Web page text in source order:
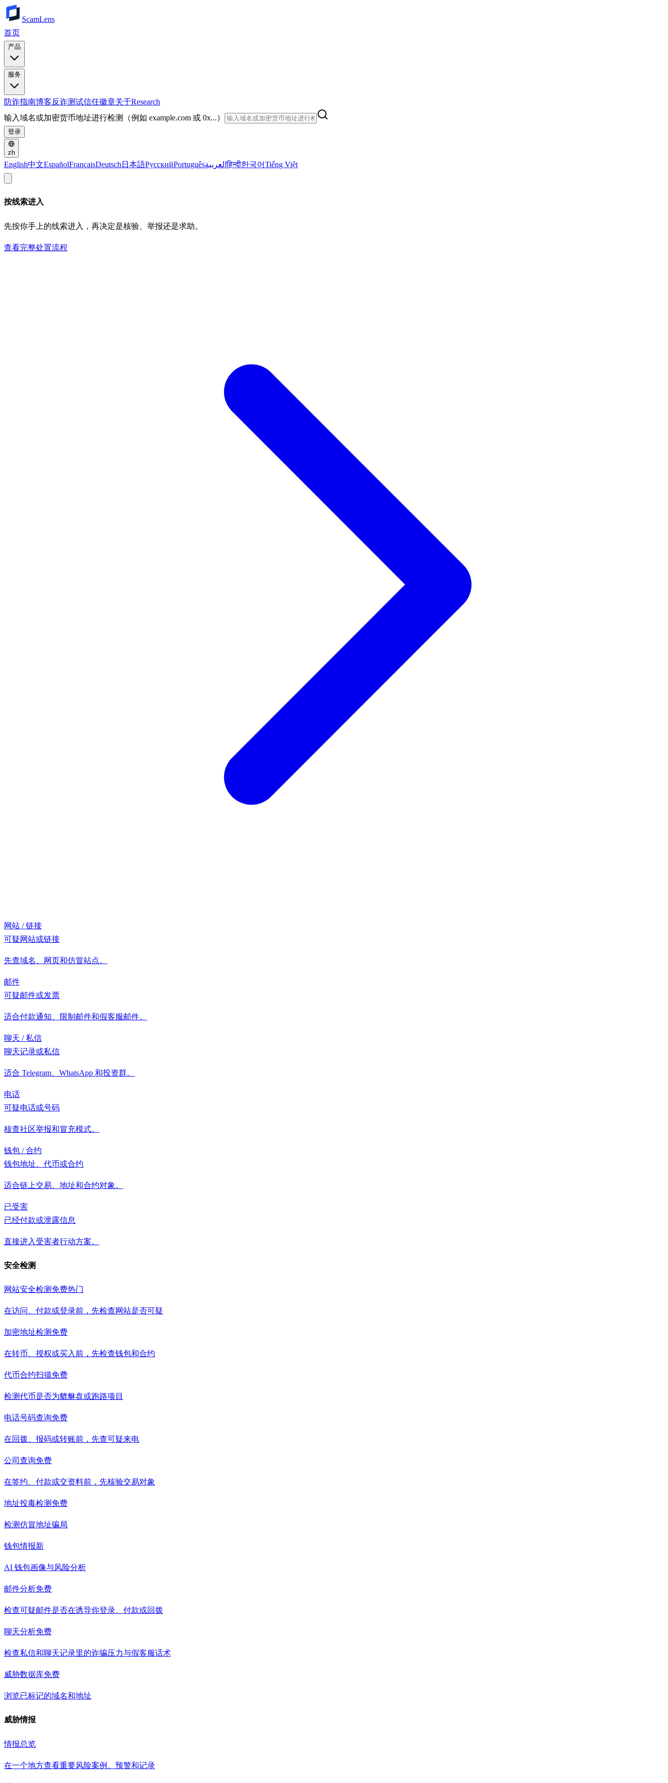
ScamLens
首页
产品
服务
防诈指南博客反诈测试信任徽章关于Research
输入域名或加密货币地址进行检测（例如 example.com 或 0x...）
登录
zh
English中文EspañolFrançaisDeutsch 日本語РусскийPortuguêsالعربيةहिन्दी한국어Tiếng Việt
按线索进入
先按你手上的线索进入，再决定是核验、举报还是求助。
查看完整处置流程
网站 / 链接
可疑网站或链接
先查域名、网页和仿冒站点。
邮件
可疑邮件或发票
适合付款通知、限制邮件和假客服邮件。
聊天 / 私信
聊天记录或私信
适合 Telegram、WhatsApp 和投资群。
电话
可疑电话或号码
核查社区举报和冒充模式。
钱包 / 合约
钱包地址、代币或合约
适合链上交易、地址和合约对象。
已受害
已经付款或泄露信息
直接进入受害者行动方案。
安全检测
网站安全检测 免费热门
在访问、付款或登录前，先检查网站是否可疑
加密地址检测 免费
在转币、授权或买入前，先检查钱包和合约
代币合约扫描免费
检测代币是否为貔貅盘或跑路项目
电话号码查询免费
在回拨、报码或转账前，先查可疑来电
公司查询免费
在签约、付款或交资料前，先核验交易对象
地址投毒检测 免费
检测仿冒地址骗局
钱包情报新
AI 钱包画像与风险分析
邮件分析免费
检查可疑邮件是否在诱导你登录、付款或回拨
聊天分析免费
检查私信和聊天记录里的诈骗压力与假客服话术
威胁数据库免费
浏览已标记的域名和地址
威胁情报
情报总览
在一个地方查看重要风险案例、预警和记录